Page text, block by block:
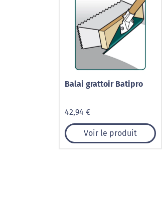
Balai grattoir Batipro
42,94 €
Voir le produit